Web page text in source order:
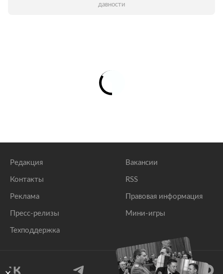
давности
Редакция
Контакты
Реклама
Пресс-релизы
Техподдержка
Вакансии
RSS
Правовая информация
Мини-игры